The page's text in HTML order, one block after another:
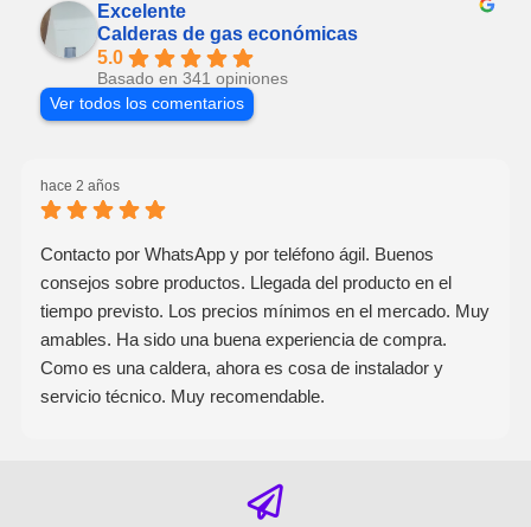
Excelente
Calderas de gas económicas
5.0
Basado en 341 opiniones
Ver todos los comentarios
hace 2 años
Contacto por WhatsApp y por teléfono ágil. Buenos
consejos sobre productos. Llegada del producto en el
tiempo previsto. Los precios mínimos en el mercado. Muy
amables. Ha sido una buena experiencia de compra.
Como es una caldera, ahora es cosa de instalador y
servicio técnico. Muy recomendable.